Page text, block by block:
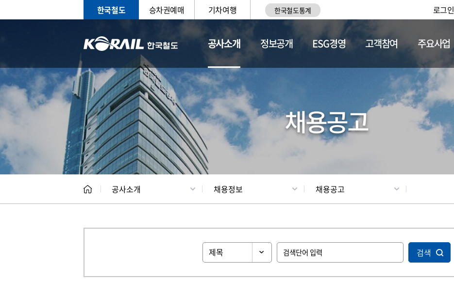
한국철도 승차권예매 기차여행 한국철도통계 로그인
공사소개
CEO 일반현황 채용정보
정보공개 ESG경영 고객참여 주요사업
채용공고
공사소개 채용정보 채용공고
검색